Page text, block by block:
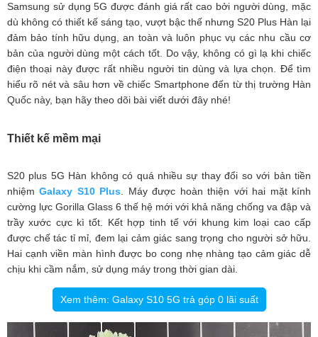
Samsung sử dụng 5G được đánh giá rất cao bởi người dùng, mặc
dù không có thiết kế sáng tạo, vượt bậc thế nhưng S20 Plus Hàn lại
đảm bảo tính hữu dụng, an toàn và luôn phục vụ các nhu cầu cơ
bản của người dùng một cách tốt. Do vậy, không có gì lạ khi chiếc
điện thoại này được rất nhiều người tin dùng và lựa chọn. Để tìm
hiểu rõ nét và sâu hơn về chiếc Smartphone đến từ thị trường Hàn
Quốc này, bạn hãy theo dõi bài viết dưới đây nhé!
Thiết kế mềm mại
S20 plus 5G Hàn không có quá nhiều sự thay đổi so với bản tiền
nhiệmGalaxy S10 Plus . Máy được hoàn thiện với hai mặt kính
cường lực Gorilla Glass 6 thế hệ mới với khả năng chống va đập và
trầy xước cực kì tốt. Kết hợp tinh tế với khung kim loại cao cấp
được chế tác tỉ mỉ, đem lại cảm giác sang trọng cho người sở hữu.
Hai cạnh viền màn hình được bo cong nhẹ nhàng tạo cảm giác dễ
chịu khi cầm nắm, sử dụng máy trong thời gian dài.
Xem thêm: Galaxy S10 5G trả góp 0 lãi suất